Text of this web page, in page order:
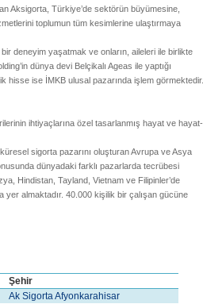
Aksigorta, Türkiye’de sektörün büyümesine,
toplumun tüm kesimlerine ulaştırmaya
deneyim yaşatmak ve onların, aileleri ile birlikte
dünya devi Belçikalı Ageas ile yaptığı
hisse ise İMKB ulusal pazarında işlem görmektedir.
ihtiyaçlarına özel tasarlanmış hayat ve hayat-
sigorta pazarını oluşturan Avrupa ve Asya
dünyadaki farklı pazarlarda tecrübesi
Hindistan, Tayland, Vietnam ve Filipinler’de
yer almaktadır. 40.000 kişilik bir çalışan gücüne
Şehir
Ak Sigorta Afyonkarahisar